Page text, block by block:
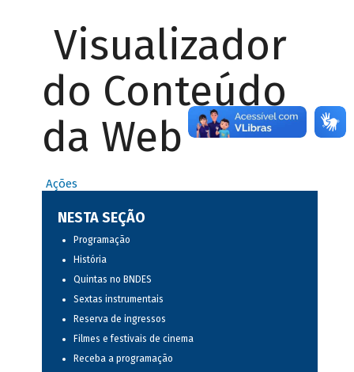
Visualizador
do Conteúdo
da Web
Ações
NESTA SEÇÃO
Programação
História
Quintas no BNDES
Sextas instrumentais
Reserva de ingressos
Filmes e festivais de cinema
Receba a programação